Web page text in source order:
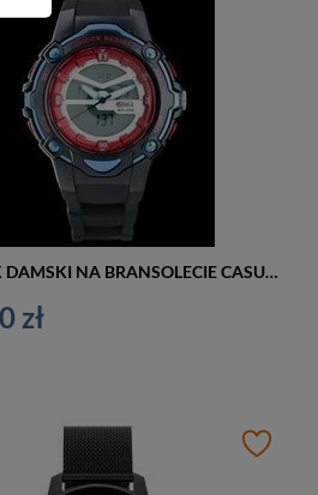
ZEGAREK DAMSKI NA BRANSOLECIE CASUAL OCEANIC AD1035 - MULTITIME - WR100 (ze512a)
zł